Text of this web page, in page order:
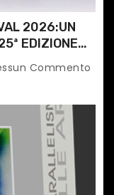
2026:UN
EDIZIONE
Commento